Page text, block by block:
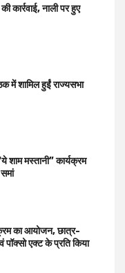
कार्रवाई, नाली पर हुए
में शामिल हुईं राज्यसभा
शाम मस्तानी” कार्यक्रम
का आयोजन, छात्र-
पॉक्सो एक्ट के प्रति किया